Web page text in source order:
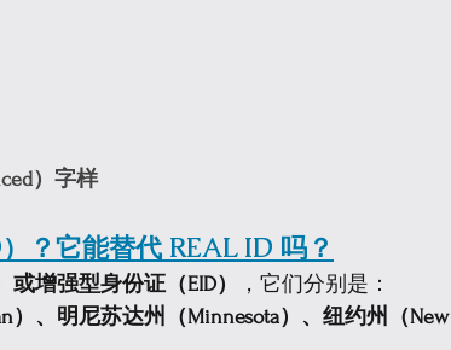
）字样
？它能替代 REAL ID 吗？
或增强型身份证（EID）
，它们分别是：
）、明尼苏达州（Minnesota）、纽约州（New